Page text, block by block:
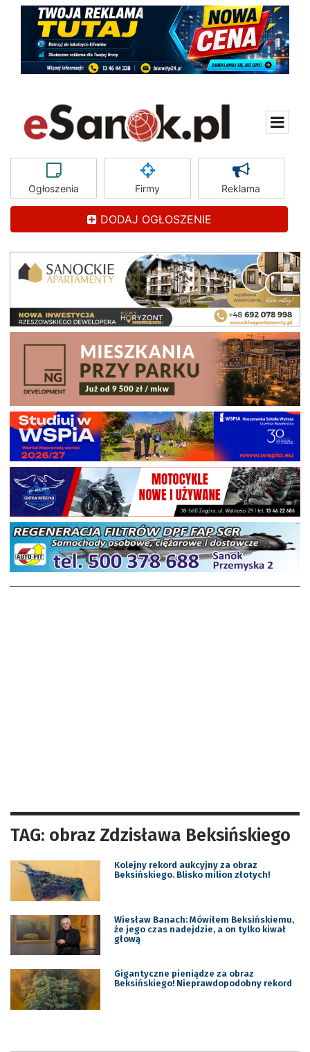
Ogłoszenia Firmy Reklama
DODAJ OGŁOSZENIE
TAG: obraz Zdzisława Beksińskiego
Kolejny rekord aukcyjny za obraz
Beksińskiego. Blisko milion złotych!
Wiesław Banach: Mówiłem Beksińskiemu,
że jego czas nadejdzie, a on tylko kiwał
głową
Gigantyczne pieniądze za obraz
Beksińskiego! Nieprawdopodobny rekord